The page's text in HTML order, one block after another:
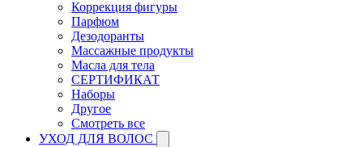
Коррекция фигуры
Парфюм
Дезодоранты
Массажные продукты
Масла для тела
СЕРТИФИКАТ
Наборы
Другое
Смотреть все
УХОД ДЛЯ ВОЛОС